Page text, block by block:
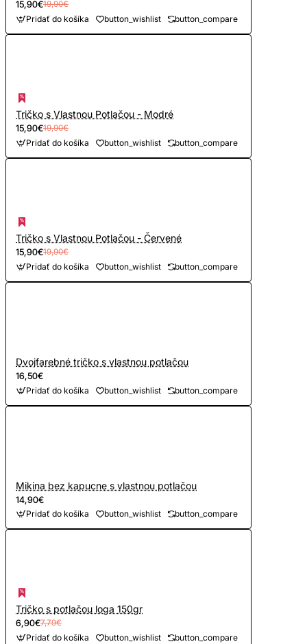
15,90€19,90€
Pridať do košíka button_wishlist button_compare
Tričko s Vlastnou Potlačou - Modré
15,90€19,90€
Pridať do košíka button_wishlist button_compare
Tričko s Vlastnou Potlačou - Červené
15,90€19,90€
Pridať do košíka button_wishlist button_compare
Dvojfarebné tričko s vlastnou potlačou
16,50€
Pridať do košíka button_wishlist button_compare
Mikina bez kapucne s vlastnou potlačou
14,90€
Pridať do košíka button_wishlist button_compare
Tričko s potlačou loga 150gr
6,90€7,79€
Pridať do košíka button_wishlist button_compare